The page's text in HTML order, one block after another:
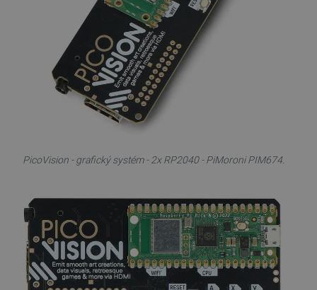
PicoVision - grafický systém - 2x RP2040 - PiMoroni PIM674.